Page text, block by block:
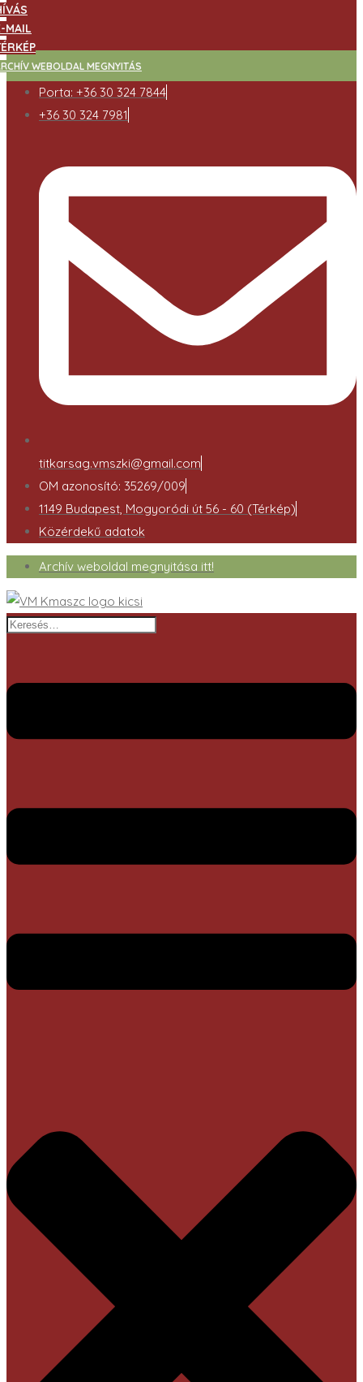
MAIL
WEBOLDAL MEGNYITÁS
Porta: +36 30 324 7844
+36 30 324 7981
titkarsag.vmszki@gmail.com
OM azonosító: 35269/009
1149 Budapest, Mogyoródi út 56 - 60 (Térkép)
Közérdekű adatok
Archív weboldal megnyitása itt!
Keresés…